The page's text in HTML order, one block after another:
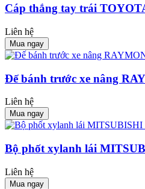
Cáp thắng tay trái
Liên hệ
Mua ngay
Đế bánh trước xe nâng
Liên hệ
Mua ngay
Bộ phốt xylanh lái
Liên hệ
Mua ngay